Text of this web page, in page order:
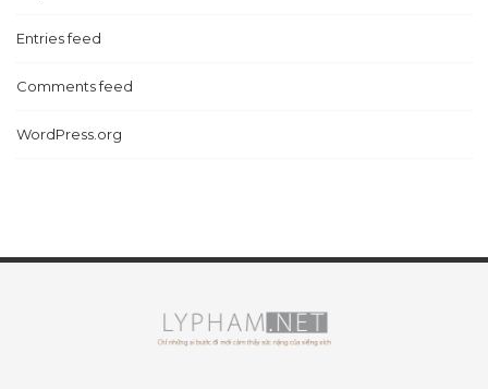
Entries feed
Comments feed
WordPress.org